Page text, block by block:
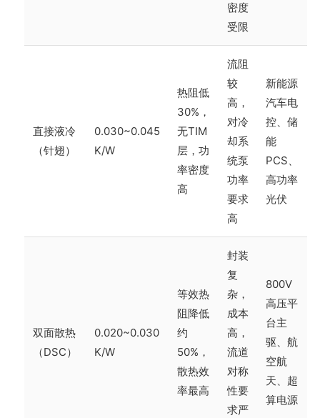
密度
受限
直接液冷
（针翅）
0.030~0.045
K/W
热阻低
30%，
无TIM
层，功
率密度
高
流阻
较
高，
对冷
却系
统泵
功率
要求
高
新能源
汽车电
控、储
能
PCS、
高功率
光伏
双面散热
（DSC）
0.020~0.030
K/W
等效热
阻降低
约
50%，
散热效
率最高
封装
复
杂，
成本
高，
流道
对称
性要
求严
800V
高压平
台主
驱、航
空航
天、超
算电源